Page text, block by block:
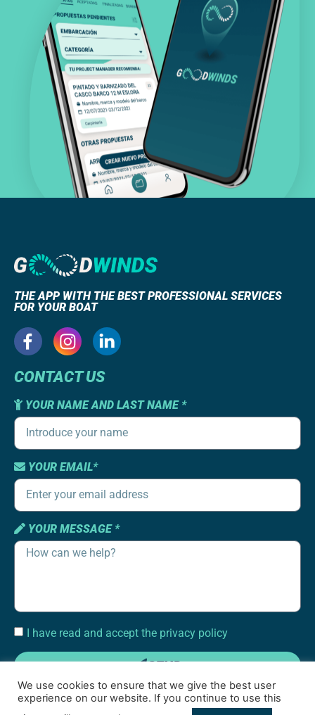
THE APP WITH THE BEST PROFESSIONAL SERVICES
FOR YOUR BOAT
CONTACT US
YOUR NAME AND LAST NAME *
YOUR EMAIL*
YOUR MESSAGE *
I have read and accept the privacy policy
SEND
We use cookies to ensure that we give the best user
experience on our website. If you continue to use this